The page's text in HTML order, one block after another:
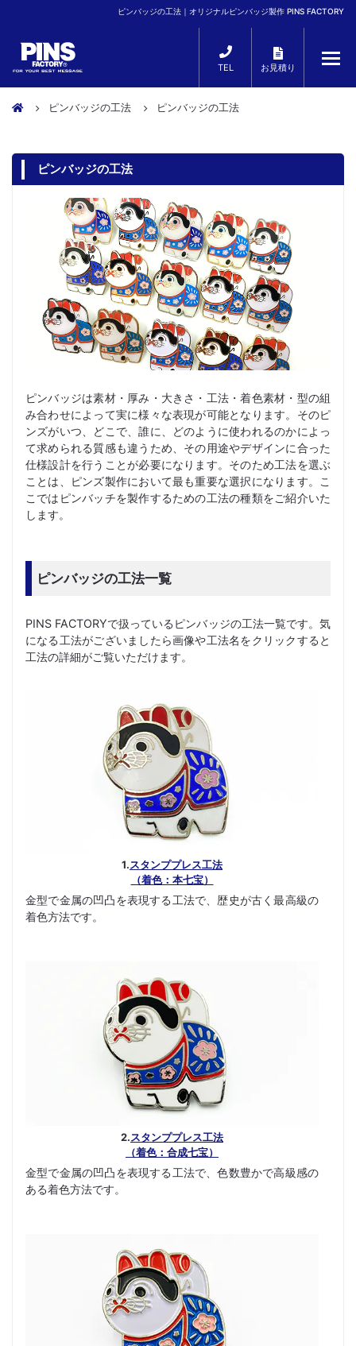
ピンバッジの工法｜オリジナルピンバッジ製作 PINS FACTORY
TEL お見積り
ピンバッジの工法 ピンバッジの工法
ピンバッジの工法
ピンバッジは素材・厚み・大きさ・工法・着色素材・型の組
み合わせによって実に様々な表現が可能となります。そのピ
ンズがいつ、どこで、誰に、どのように使われるのかによっ
て求められる質感も違うため、その用途やデザインに合った
仕様設計を行うことが必要になります。そのため工法を選ぶ
ことは、ピンズ製作において最も重要な選択になります。こ
こではピンバッチを製作するための工法の種類をご紹介いた
します。
ピンバッジの工法一覧
PINS FACTORYで扱っているピンバッジの工法一覧です。気
になる工法がございましたら画像や工法名をクリックすると
工法の詳細がご覧いただけます。
1.スタンププレス工法
（着色：本七宝）
金型で金属の凹凸を表現する工法で、歴史が古く最高級の
着色方法です。
2.スタンププレス工法
（着色：合成七宝）
金型で金属の凹凸を表現する工法で、色数豊かで高級感の
ある着色方法です。